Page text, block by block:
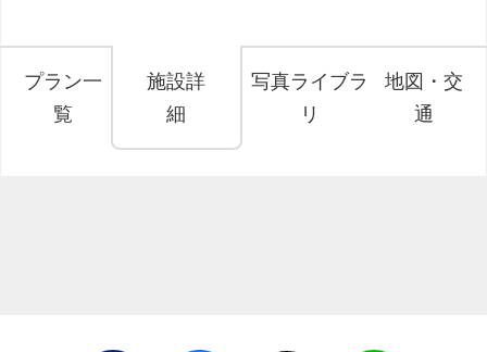
プラン一
覧
施設詳
細
写真ライブラ
リ
地図・交
通